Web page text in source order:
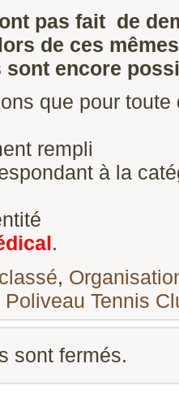
pas fait de
de ces
encore
que pour
rempli
à la
.
,
Poliveau Tennis
sont fermés.